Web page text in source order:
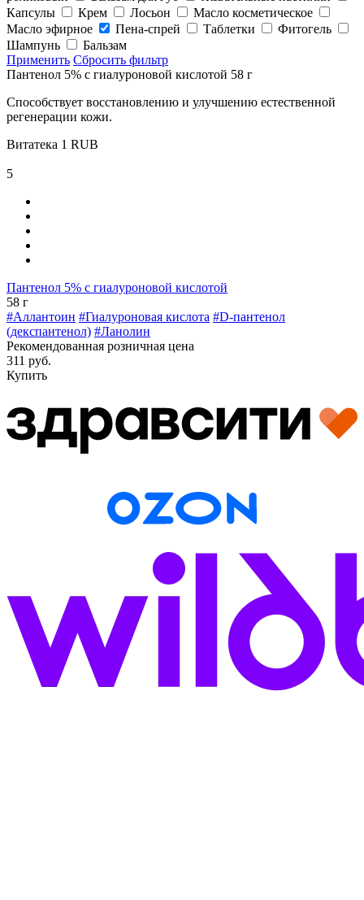
Капсулы
Крем Лосьон
Масло косметическое
Масло эфирное
Пена-спрей Таблетки
Фитогель
Шампунь
Бальзам
Применить Сбросить фильтр
Пантенол 5% с гиалуроновой кислотой 58 г
Способствует восстановлению и улучшению естественной
регенерации кожи.
Витатека 1 RUB
5
Пантенол 5% с гиалуроновой кислотой
58 г
#Аллантоин #Гиалуроновая кислота #D-пантенол
(декспантенол) #Ланолин
Рекомендованная розничная цена
311 руб.
Купить